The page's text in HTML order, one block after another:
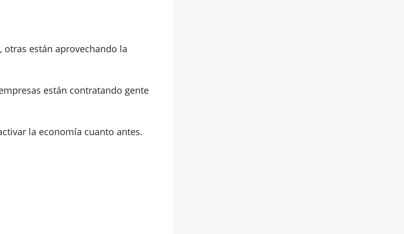
otras están aprovechando la
están contratando gente
la economía cuanto antes.